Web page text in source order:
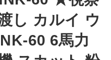
し カルイ ウ
60 6馬力